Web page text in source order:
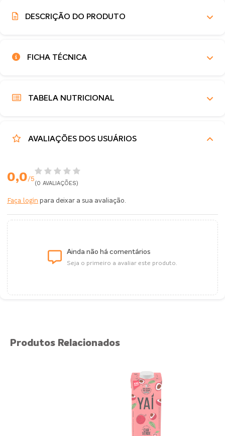
DESCRIÇÃO DO PRODUTO
FICHA TÉCNICA
TABELA NUTRICIONAL
AVALIAÇÕES DOS USUÁRIOS
0,0/5
(0 AVALIAÇÕES)
Faça login para deixar a sua avaliação.
Ainda não há comentários
Seja o primeiro a avaliar este produto.
Produtos Relacionados